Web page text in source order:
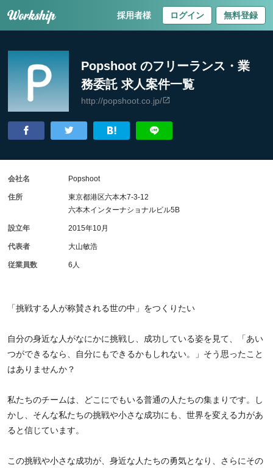
採用者様 ログイン 無料登録
Popshoot のフリーランス・業
務委託 求人案件一覧
http://popshoot.co.jp/
「挑戦する人が称賛される世の中」をつくりたい
自分の身近な人がなにかに挑戦し、成功している姿を見て、「あい
つができるなら、自分にもできるかもしれない。」そう思ったこと
はありませんか？
私たちのチームは、どこにでもいる普通の人たちの集まりです。し
かし、そんな私たちの挑戦や小さな成功にも、世界を変える力があ
ると信じています。
この挑戦や小さな成功が、身近な人たちの勇気となり、さらにその
会社名 Popshoot
住所
東京都港区六本木7-3-12
六本木インターナショナルビル5B
設立年 2015年10月
代表者 大山敏浩
従業員数 6人